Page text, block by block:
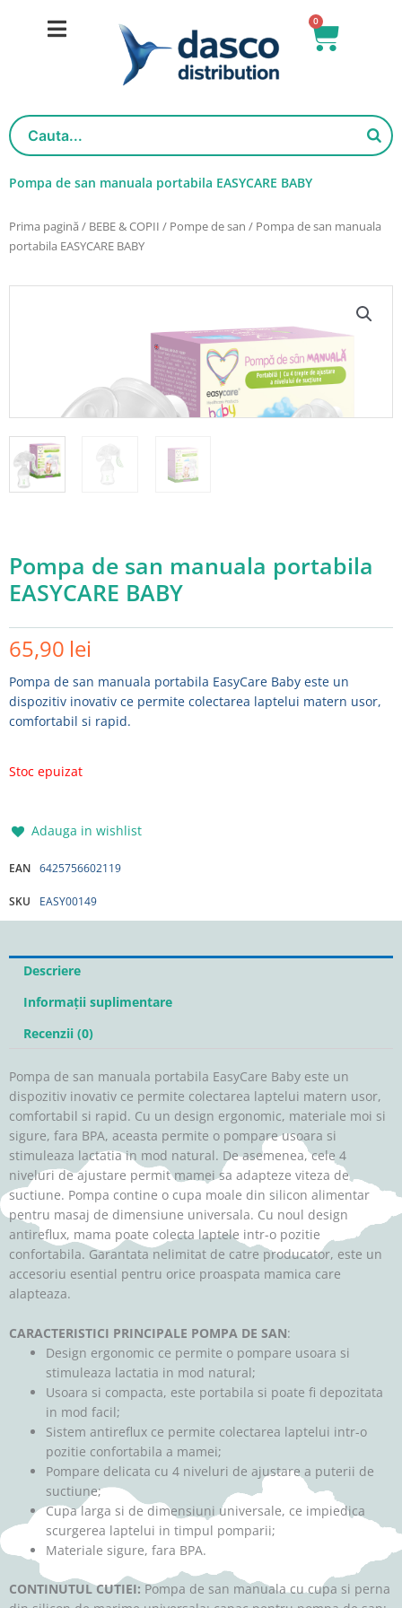
0
Cart
Pompa de san manuala portabila EASYCARE BABY
Prima pagină / BEBE & COPII / Pompe de san / Pompa de san manuala
portabila EASYCARE BABY
Adauga in wishlist
Pompa de san manuala portabila
EASYCARE BABY
65,90 lei
Pompa de san manuala portabila EasyCare Baby este un
dispozitiv inovativ ce permite colectarea laptelui matern usor,
comfortabil si rapid.
Stoc epuizat
Adauga in wishlist
EAN 6425756602119
SKU EASY00149
Descriere
Informații suplimentare
Recenzii (0)
Pompa de san manuala portabila EasyCare Baby este un
dispozitiv inovativ ce permite colectarea laptelui matern usor,
comfortabil si rapid. Cu un design ergonomic, materiale moi si
sigure, fara BPA, aceasta permite o pompare usoara si
stimuleaza lactatia in mod natural. De asemenea, cele 4
niveluri de ajustare permit mamei sa adapteze viteza de
suctiune. Pompa contine o cupa moale din silicon alimentar
pentru masaj de dimensiune universala. Cu noul design
antireflux, mama poate colecta laptele intr-o pozitie
confortabila. Garantata nelimitat de catre producator, este un
accesoriu esential pentru orice proaspata mamica care
alapteaza.
CARACTERISTICI PRINCIPALE POMPA DE SAN:
Design ergonomic ce permite o pompare usoara si
stimuleaza lactatia in mod natural;
Usoara si compacta, este portabila si poate fi depozitata
in mod facil;
Sistem antireflux ce permite colectarea laptelui intr-o
pozitie confortabila a mamei;
Pompare delicata cu 4 niveluri de ajustare a puterii de
suctiune;
Cupa larga si de dimensiuni universale, ce impiedica
scurgerea laptelui in timpul pomparii;
Materiale sigure, fara BPA.
CONTINUTUL CUTIEI:Pompa de san manuala cu cupa si perna